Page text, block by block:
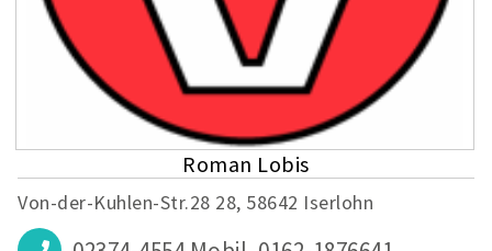
Roman Lobis
Von-der-Kuhlen-Str.28 28, 58642 Iserlohn